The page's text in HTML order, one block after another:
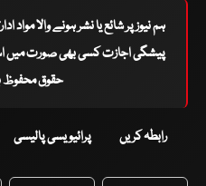
ہم نیوز پر شائع یا نشر ہونے والا
پیشگی اجازت کسی بھی صورت میں
حقوق محفوظ
رابطہ کریں پرائیویسی پالیسی